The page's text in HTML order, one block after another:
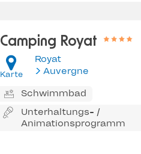
Camping Royat
Karte
Royat
Auvergne
Schwimmbad
Unterhaltungs- /
Animationsprogramm